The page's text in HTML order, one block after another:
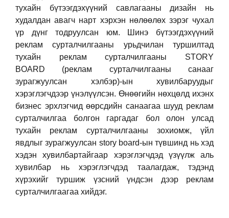
тухайн бүтээгдэхүүний савлагааны дизайн нь
худалдан авагч нарт хэрхэн нөлөөлөх зэрэг чухал
үр дүнг тодруулсан юм. Шинэ бүтээгдэхүүний
реклам сурталчилгааны урьдчилан туршилтад
тухайн реклам сурталчилгааны STORY
BOARD (реклам сурталчилгааны санааг
зурагжуулсан хэлбэр)-ын хувилбаруудыг
хэрэглэгчдээр үнэлүүлсэн. Өнөөгийн нөхцөлд ихэнх
бизнес эрхлэгчид өөрсдийн санаагаа шууд реклам
сурталчилгаа болгон гаргадаг бол олон улсад
тухайн реклам сурталчилгааны зохиомж, үйл
явдлыг зурагжуулсан story board-ын түвшинд нь хэд
хэдэн хувилбартайгаар хэрэглэгчдэд үзүүлж аль
хувилбар нь хэрэглэгчдэд таалагдаж, тэдэнд
хүрэхийг туршиж үзсний үндсэн дээр реклам
сурталчилгаагаа хийдэг.